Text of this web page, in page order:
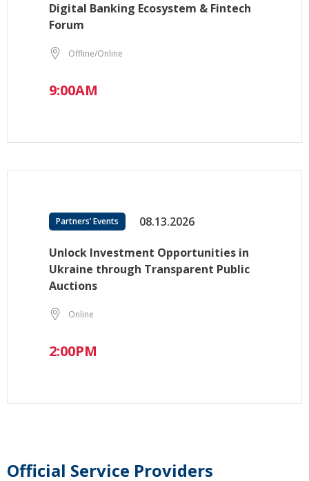
Digital Banking Ecosystem & Fintech
Forum
Offline/Online
9:00AM
Partners’ Events 08.13.2026
Unlock Investment Opportunities in
Ukraine through Transparent Public
Auctions
Online
2:00PM
Official Service Providers